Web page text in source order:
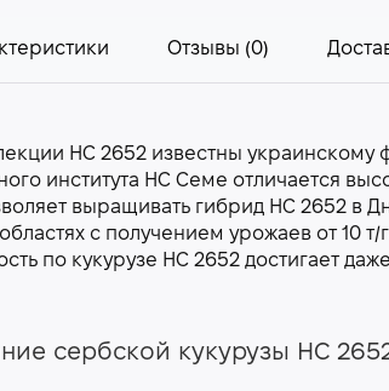
Отзывы (0)
НС 2652 известны украинскому
института НС Семе отличается
выращивать гибрид НС 2652 в
с получением урожаев от 10 т/
по кукурузе НС 2652 достигает
сербской кукурузы НС